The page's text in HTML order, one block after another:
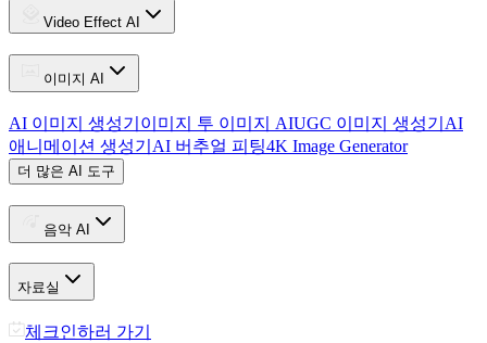
Video Effect AI
이미지 AI
AI 이미지 생성기 이미지 투 이미지 AIUGC 이미지 생성기 AI
애니메이션 생성기 AI 버추얼 피팅4K Image Generator
더 많은 AI 도구
음악 AI
자료실
체크인하러 가기